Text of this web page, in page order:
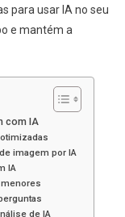
para usar IA no seu
e mantém a
com IA
imagem por IA
IA
de IA